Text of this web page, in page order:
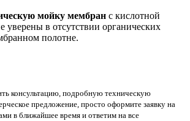
мойку мембран с кислотной
уверены в отсутствии органических
полотне.
консультацию, подробную техническую
предложение, просто оформите заявку на
в ближайшее время и ответим на все